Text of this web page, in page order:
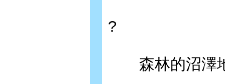
?
森林的沼澤